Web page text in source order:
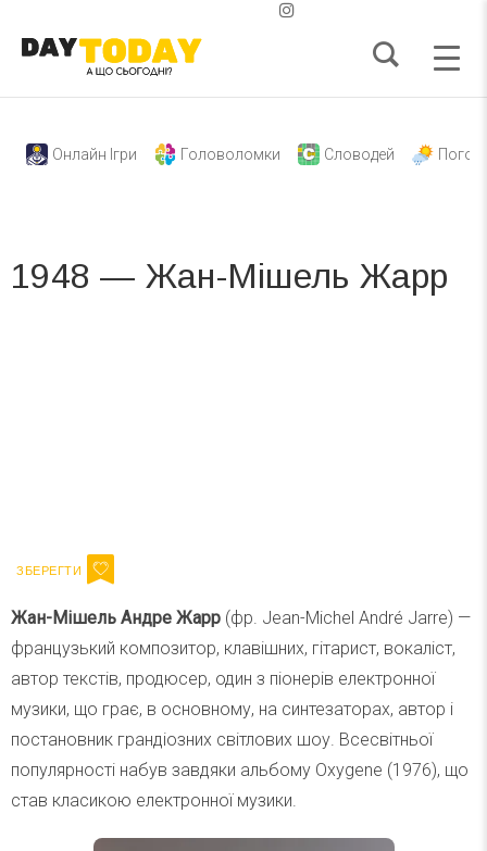
Онлайн Ігри Головоломки Словодей
1948 — Жан-Мішель Жарр
Жан-Мішель Андре Жарр (фр. Jean-Michel André Jarre) —
французький композитор, клавішних, гітарист, вокаліст,
автор текстів, продюсер, один з піонерів електронної
музики, що грає, в основному, на синтезаторах, автор і
постановник грандіозних світлових шоу. Всесвітньої
популярності набув завдяки альбому Oxygene (1976), що
став класикою електронної музики.